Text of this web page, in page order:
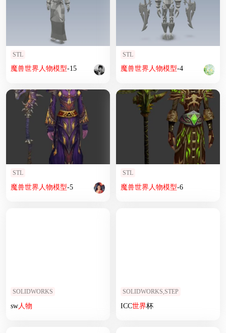
STL
魔兽世界人物模型-15
STL
魔兽世界人物模型-4
STL
魔兽世界 人物模型-5
STL
魔兽世界 人物模型-6
SOLIDWORKS
sw人物
SOLIDWORKS,STEP
ICC世界杯